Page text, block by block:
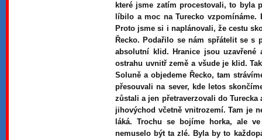
které jsme zatím procestovali, to byla
líbilo a moc na Turecko
Proto jsme si i naplánovali, že cestu
Řecko. Podařilo se nám spřátelit se s
absolutní klid. Hranice jsou
ostrahu uvnitř země a všude je klid.
Soluně a objedeme Řecko, tam
přesouvali na sever, kde letos
zůstali a jen přetraverzovali do
jihovýchod včetně vnitrozemí. Tam je
láká. Trochu se bojíme horka, ale
nemuselo být ta zlé. Byla by to